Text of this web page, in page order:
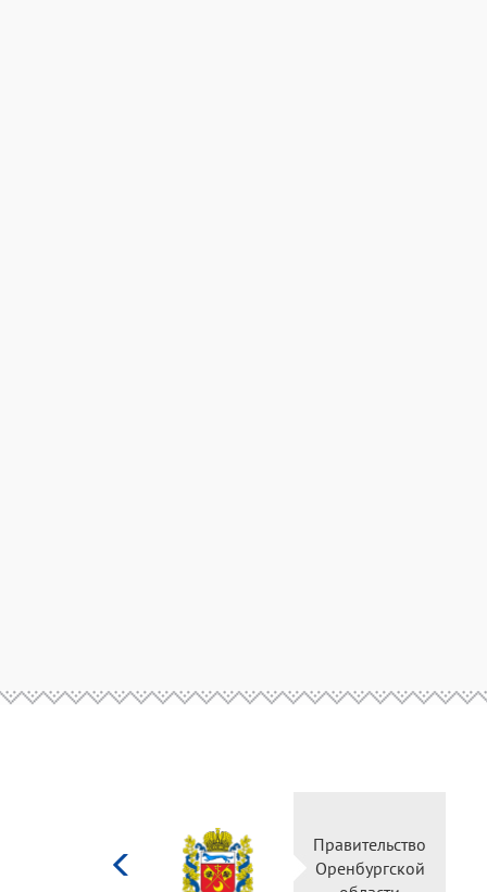
Министерство
культуры
Российской